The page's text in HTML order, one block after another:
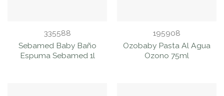
335588
Sebamed Baby Baño
Espuma Sebamed 1l
195908
Ozobaby Pasta Al Agua
Ozono 75ml